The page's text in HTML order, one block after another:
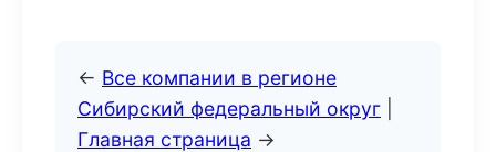
← Все компании в регионе
Сибирский федеральный округ
Главная страница →